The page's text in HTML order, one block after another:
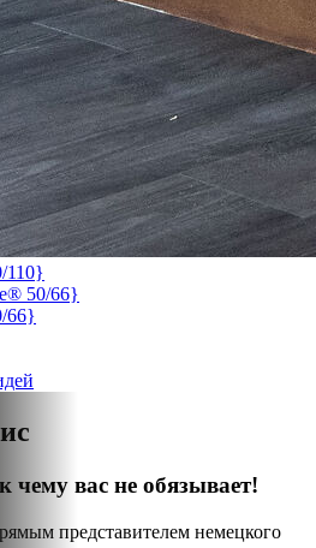
чему вас не обязывает!
представителем немецкого